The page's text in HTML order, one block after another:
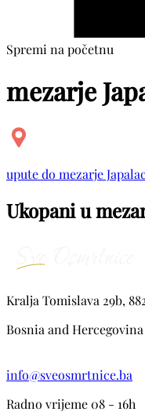
Spremi na početnu
mezarje
upute do mezarje
Ukopani u
Kralja Tomislava 29b,
Bosnia and Hercegovina
info@sveosmrtnice.ba
Radno vrijeme 08 - 16h